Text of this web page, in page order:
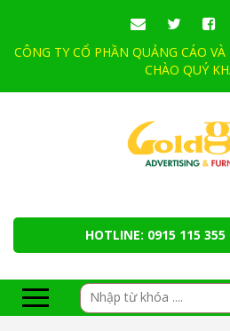
CÔNG TY CỔ PHẦN QUẢNG CÁO
CHÀO QUÝ
HOTLINE: 0915 115